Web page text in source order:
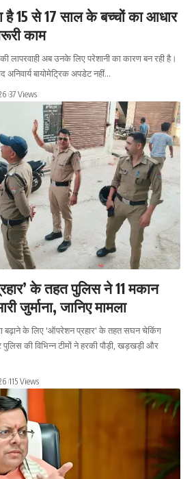
है 15 से 17 साल के बच्चों का आधार
काम
लापरवाही अब उनके लिए परेशानी का कारण बन रही है।
अनिवार्य बायोमेट्रिक अपडेट नहीं…
37 Views
के तहत पुलिस ने 11 मकान
जुर्माना, जानिए मामला
बढ़ाने के लिए 'ऑपरेशन प्रहार' के तहत सघन चेकिंग
की विभिन्न टीमों ने हरकी पौड़ी, खड़खड़ी और
115 Views